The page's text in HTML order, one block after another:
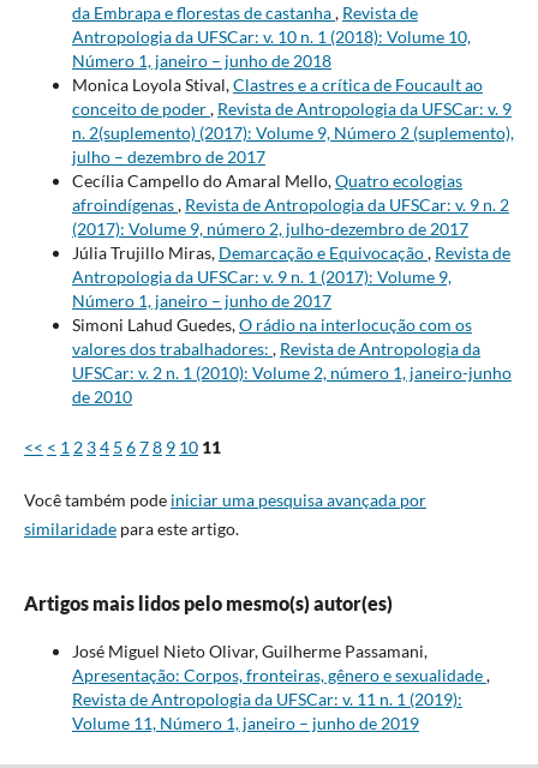
da Embrapa e florestas de castanha, Revista de
Antropologia da UFSCar: v. 10 n. 1 (2018): Volume 10,
Número 1, janeiro – junho de 2018
Monica Loyola Stival,Clastres e a crítica de Foucault ao
conceito de poder, Revista de Antropologia da UFSCar: v. 9
n. 2(suplemento) (2017): Volume 9, Número 2 (suplemento),
julho – dezembro de 2017
Cecília Campello do Amaral Mello,Quatro ecologias
afroindígenas, Revista de Antropologia da UFSCar: v. 9 n. 2
(2017): Volume 9, número 2, julho-dezembro de 2017
Júlia Trujillo Miras, Demarcação e Equivocação, Revista de
Antropologia da UFSCar: v. 9 n. 1 (2017): Volume 9,
Número 1, janeiro – junho de 2017
Simoni Lahud Guedes,O rádio na interlocução com os
valores dos trabalhadores: , Revista de Antropologia da
UFSCar: v. 2 n. 1 (2010): Volume 2, número 1, janeiro-junho
de 2010
<< < 1 2 34 5 678 9 10 11
Você também pode iniciar uma pesquisa avançada por
similaridadepara este artigo.
Artigos mais lidos pelo mesmo(s) autor(es)
José Miguel Nieto Olivar, Guilherme Passamani,
Apresentação: Corpos, fronteiras, gênero e sexualidade,
Revista de Antropologia da UFSCar: v. 11 n. 1 (2019):
Volume 11, Número 1, janeiro – junho de 2019